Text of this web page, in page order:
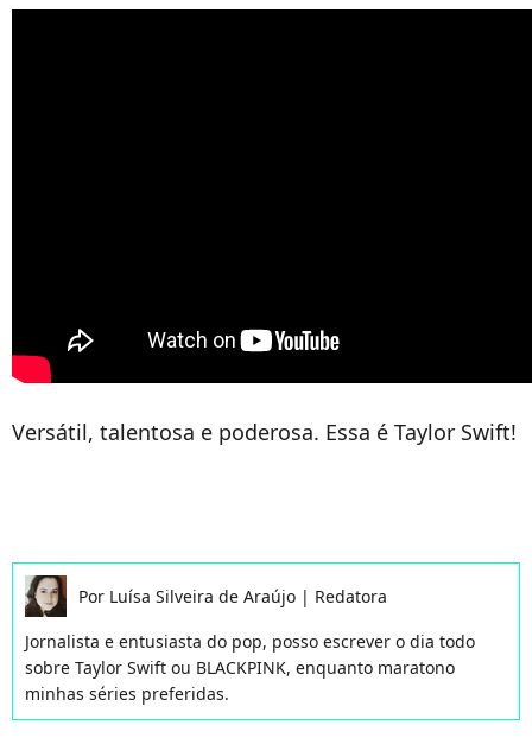
Versátil, talentosa e poderosa. Essa é Taylor Swift!
Por Luísa Silveira de Araújo | Redatora
Jornalista e entusiasta do pop, posso escrever o dia todo
sobre Taylor Swift ou BLACKPINK, enquanto maratono
minhas séries preferidas.